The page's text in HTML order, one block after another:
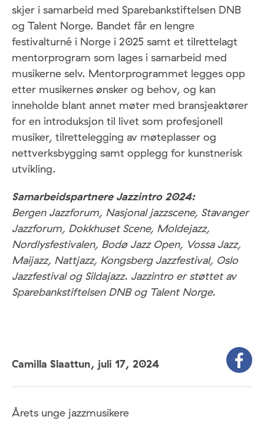
skjer i samarbeid med Sparebankstiftelsen DNB
og Talent Norge. Bandet får en lengre
festivalturné i Norge i 2025 samt et tilrettelagt
mentorprogram som lages i samarbeid med
musikerne selv. Mentorprogrammet legges opp
etter musikernes ønsker og behov, og kan
inneholde blant annet møter med bransjeaktører
for en introduksjon til livet som profesjonell
musiker, tilrettelegging av møteplasser og
nettverksbygging samt opplegg for kunstnerisk
utvikling.
Samarbeidspartnere Jazzintro 2024:
Bergen Jazzforum, Nasjonal jazzscene, Stavanger
Jazzforum, Dokkhuset Scene, Moldejazz,
Nordlysfestivalen, Bodø Jazz Open, Vossa Jazz,
Maijazz, Nattjazz, Kongsberg Jazzfestival, Oslo
Jazzfestival og Sildajazz. Jazzintro er støttet av
Sparebankstiftelsen DNB og Talent Norge.
Camilla Slaattun, juli 17, 2024
Årets unge jazzmusikere